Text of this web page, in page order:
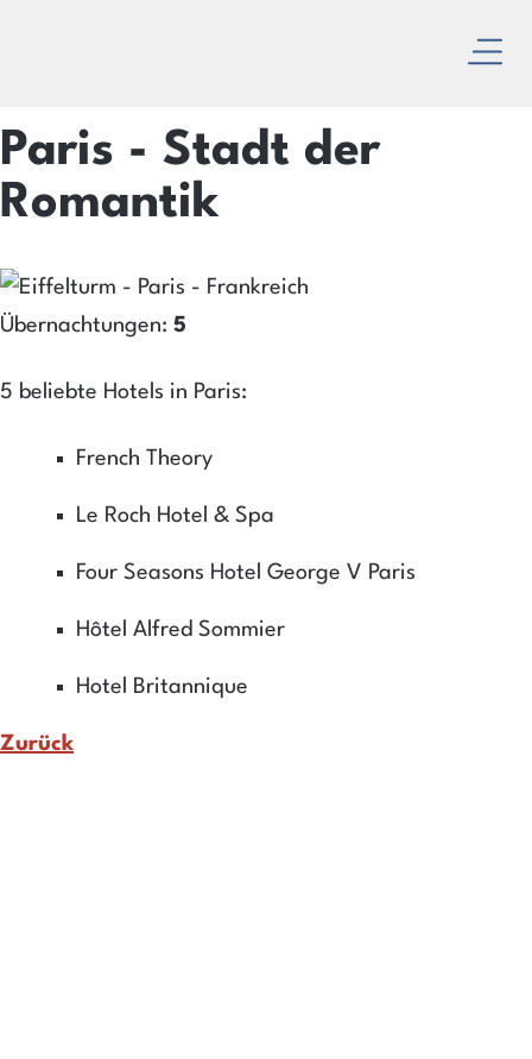
Menu
Paris - Stadt der
Romantik
Übernachtungen: 5
5 beliebte Hotels in Paris:
French Theory
Le Roch Hotel & Spa
Four Seasons Hotel George V Paris
Hôtel Alfred Sommier
Hotel Britannique
Zurück